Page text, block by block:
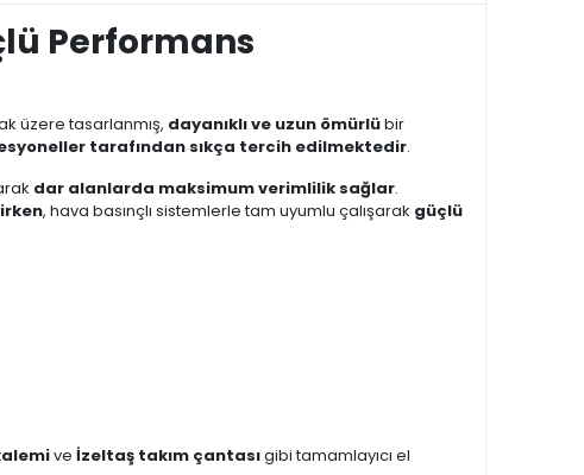
Performans
üzere tasarlanmış, dayanıklı ve uzun ömürlübir
tarafından sıkça tercih edilmektedir.
dar alanlarda maksimum verimlilik sağlar.
, hava basınçlı sistemlerle tam uyumlu çalışarak güçlü
ve İzeltaş takım çantasıgibi tamamlayıcı el